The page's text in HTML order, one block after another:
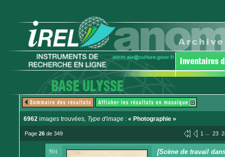
6962 images trouvées, Type d'image : « Photographie »
Page 26 de 349 1 ... 23
501 [Scène de travail